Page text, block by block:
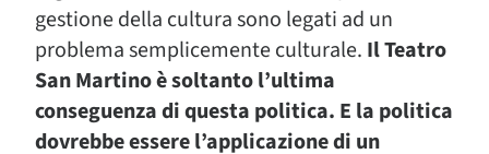
gestione della cultura sono legati ad un
problema semplicemente culturale. Il Teatro
San Martino è soltanto l’ultima
conseguenza di questa politica. E la politica
dovrebbe essere l’applicazione di un